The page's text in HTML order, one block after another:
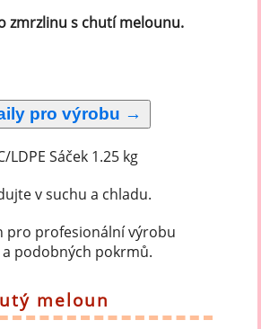
zmrzlinu s chutí melounu.
LDPE Sáček 1.25 kg
v suchu a chladu.
pro profesionální výrobu
a podobných pokrmů.
meloun